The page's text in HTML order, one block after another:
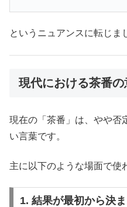
というニュアンスに転じま
現代における茶番の
現在の「茶番」は、やや否
い言葉です。
主に以下のような場面で使
1. 結果が最初から決